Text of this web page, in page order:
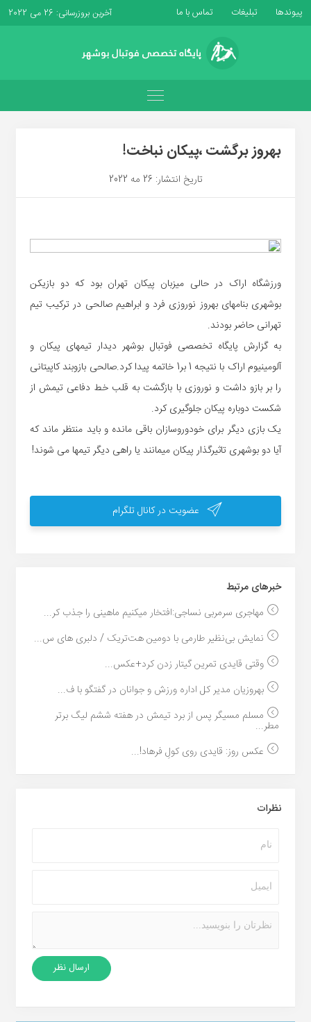
پیوندها تبلیغات تماس با ما آخرین بروزرسانی: 26 می 2022
بهروز برگشت ،پیکان نباخت!
تاریخ انتشار: 26 مه 2022
ورزشگاه اراک در حالی میزبان پیکان تهران بود که دو بازیکن
بوشهری بنامهای بهروز نوروزی فرد و ابراهیم صالحی در ترکیب تیم
تهرانی حاضر بودند.
به گزارش پایگاه تخصصی فوتبال بوشهر دیدار تیمهای پیکان و
آلومینیوم اراک با نتیجه 1 بر1 خاتمه پیدا کرد.صالحی بازوبند کاپیتانی
را بر بازو داشت و نوروزی با بازگشت به قلب خط دفاعی تیمش از
شکست دوباره پیکان جلوگیری کرد.
یک بازی دیگر برای خودوروسازان باقی مانده و باید منتظر ماند که
آیا دو بوشهری تاثیرگذار پیکان میمانند یا راهی دیگر تیمها می شوند!
عضویت در کانال تلگرام
خبر‌های مرتبط
مهاجری سرمربی نساجی:افتخار میکنیم ماهینی را جذب کر...
نمایش بی‌نظیر طارمی با دومین هت‌تریک / دلبری های س...
وقتی قایدی تمرین گیتار زدن کرد+عکس...
بهروزیان مدیر کل اداره ورزش و جوانان در گفتگو با ف...
مسلم مسیگر پس از برد تیمش در هفته ششم لیگ برتر
مطر...
عکس روز: قایدی روی کولِ فرهاد!...
نظرات